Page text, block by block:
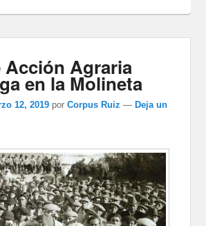
Acción Agraria
en la Molineta
12, 2019 porCorpus Ruiz — Deja un